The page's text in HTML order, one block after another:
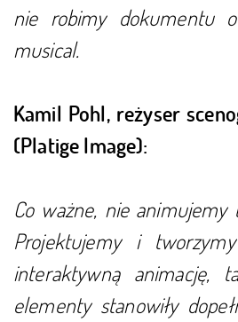
nie robimy dokumentu
musical.
Kamil Pohl, reżyser
(Platige Image):
Co ważne, nie
Projektujemy i
interaktywną
elementy stanowiły